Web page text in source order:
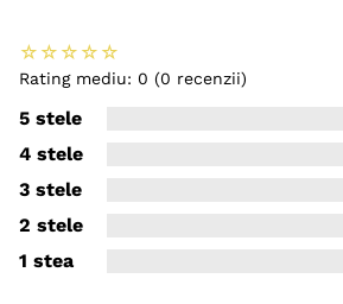
☆ ☆ ☆ ☆ ☆
Rating mediu: 0 (0 recenzii)
5 stele
4 stele
3 stele
2 stele
1 stea